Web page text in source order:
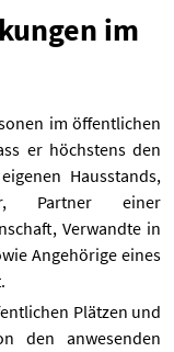
im
im öffentlichen
er höchstens den
Hausstands,
Partner einer
Verwandte in
Angehörige eines
Plätzen und
den anwesenden